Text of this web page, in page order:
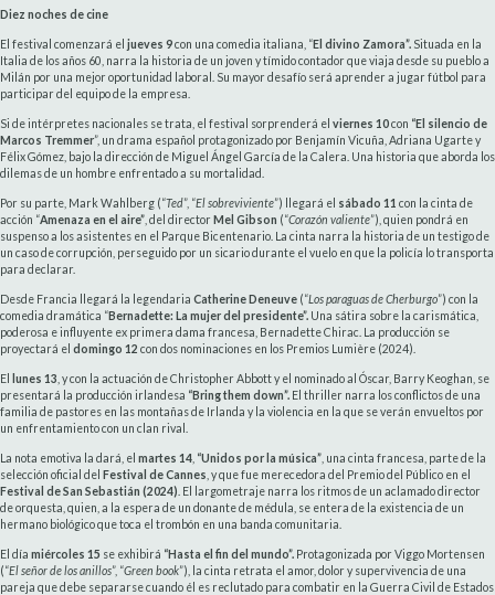
Diez noches de cine
El festival comenzará el jueves 9con una comedia italiana, “El divino Zamora”. Situada en la
Italia de los años 60, narra la historia de un joven y tímido contador que viaja desde su pueblo a
Milán por una mejor oportunidad laboral. Su mayor desafío será aprender a jugar fútbol para
participar del equipo de la empresa.
Si de intérpretes nacionales se trata, el festival sorprenderá el viernes 10con “El silencio de
Marcos Tremmer”, un drama español protagonizado por Benjamín Vicuña, Adriana Ugarte y
Félix Gómez, bajo la dirección de Miguel Ángel García de la Calera. Una historia que aborda los
dilemas de un hombre enfrentado a su mortalidad.
Por su parte, Mark Wahlberg (“Ted”, “El sobreviviente”) llegará el sábado 11 con la cinta de
acción “Amenaza en el aire” , del directorMel Gibson (“Corazón valiente”), quien pondrá en
suspenso a los asistentes en el Parque Bicentenario. La cinta narra la historia de un testigo de
un caso de corrupción, perseguido por un sicario durante el vuelo en que la policía lo transporta
para declarar.
Desde Francia llegará la legendaria Catherine Deneuve (“Los paraguas de Cherburgo”) con la
comedia dramática “Bernadette: La mujer del presidente”. Una sátira sobre la carismática,
poderosa e influyente ex primera dama francesa, Bernadette Chirac. La producción se
proyectará el domingo 12 con dos nominaciones en los Premios Lumière (2024).
El lunes 13 , y con la actuación de Christopher Abbott y el nominado al Óscar, Barry Keoghan, se
presentará la producción irlandesa “Bring them down”. El thriller narra los conflictos de una
familia de pastores en las montañas de Irlanda y la violencia en la que se verán envueltos por
un enfrentamiento con un clan rival.
La nota emotiva la dará, el martes 14 “Unidos por la música” , una cinta francesa, parte de la
selección oficial del Festival de Cannes , y que fue merecedora del Premio del Público en el
Festival de San Sebastián (2024) . El largometraje narra los ritmos de un aclamado director
de orquesta, quien, a la espera de un donante de médula, se entera de la existencia de un
hermano biológico que toca el trombón en una banda comunitaria.
El día miércoles 15 se exhibirá “Hasta el fin del mundo”. Protagonizada por Viggo Mortensen
(“El señor de los anillos”, “Green book”), la cinta retrata el amor, dolor y supervivencia de una
pareja que debe separarse cuando él es reclutado para combatir en la Guerra Civil de Estados